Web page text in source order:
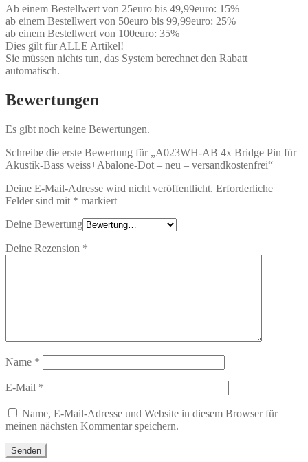
Ab einem Bestellwert von 25euro bis 49,99euro: 15%
ab einem Bestellwert von 50euro bis 99,99euro: 25%
ab einem Bestellwert von 100euro: 35%
Dies gilt für ALLE Artikel!
Sie müssen nichts tun, das System berechnet den Rabatt
automatisch.
Bewertungen
Es gibt noch keine Bewertungen.
Schreibe die erste Bewertung für „A023WH-AB 4x Bridge Pin für
Akustik-Bass weiss+Abalone-Dot – neu – versandkostenfrei“
Deine E-Mail-Adresse wird nicht veröffentlicht. Erforderliche
Felder sind mit * markiert
Deine Bewertung
Deine Rezension *
Name *
E-Mail *
Name, E-Mail-Adresse und Website in diesem Browser für
meinen nächsten Kommentar speichern.